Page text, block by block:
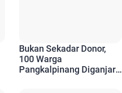
Bukan Sekadar Donor,
100 Warga
Pangkalpinang Diganjar